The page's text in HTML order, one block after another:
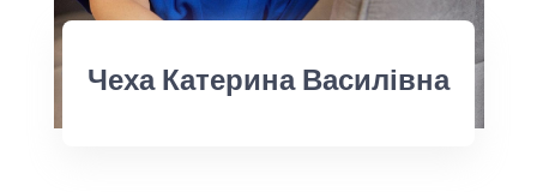
Чеха Катерина Василівна